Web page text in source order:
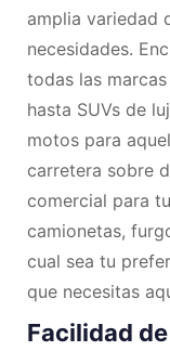
amplia variedad
necesidades.
todas las
hasta SUVs de
motos para
carretera sobre
comercial para
camionetas,
cual sea tu
que necesitas
Facilidad